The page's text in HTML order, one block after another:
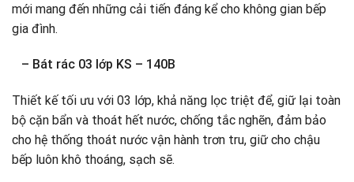
mới mang đến những cải tiến đáng kể cho không gian bếp
gia đình.
– Bát rác 03 lớp KS – 140B
Thiết kế tối ưu với 03 lớp, khả năng lọc triệt để, giữ lại toàn
bộ cặn bẩn và thoát hết nước, chống tắc nghẽn, đảm bảo
cho hệ thống thoát nước vận hành trơn tru, giữ cho chậu
bếp luôn khô thoáng, sạch sẽ.